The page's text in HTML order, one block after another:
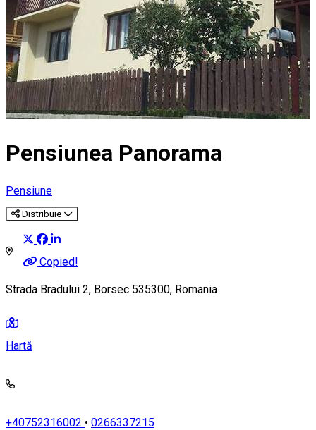
Pensiunea Panorama
Pensiune
Distribuie
Copied!
Strada Bradului 2, Borsec 535300, Romania
Hartă
+40752316002 • 0266337215